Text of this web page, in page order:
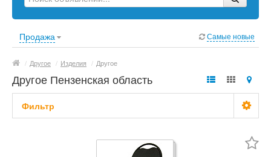
Оборудование
Продажа Самые новые
/ Другое / Изделия / Другое
Другое Пензенская область
Фильтр